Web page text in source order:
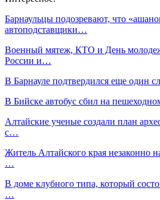
Барнаульцы подозревают, что
автоподставщики…
Военный мятеж, КТО и День
России и…
В Барнауле подтвердился еще один
В Бийске автобус сбил на
Алтайские ученые создали план
с…
Житель Алтайского края незаконно
…
В доме клубного типа, который
…